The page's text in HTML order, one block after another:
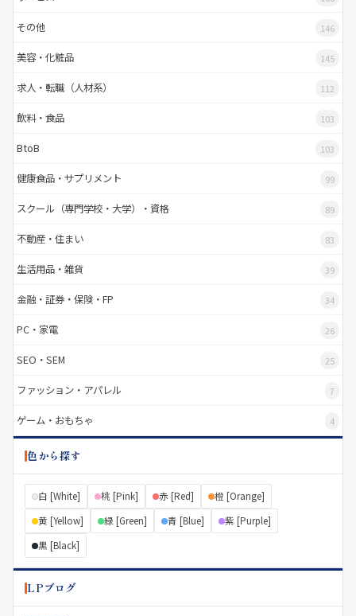
その他 146
美容・化粧品 145
求人・転職（人材系） 112
飲料・食品 103
BtoB 103
健康食品・サプリメント 99
スクール（専門学校・大学）・資格 89
不動産・住まい 83
生活用品・雑貨 39
金融・証券・保険・FP 34
PC・家電 26
SEO・SEM 25
ファッション・アパレル 7
ゲーム・おもちゃ 4
色から探す
白 [White] 桃 [Pink] 赤 [Red]
橙 [Orange]
黄 [Yellow]
緑 [Green] 青 [Blue]
紫 [Purple]
黒 [Black]
LPブログ